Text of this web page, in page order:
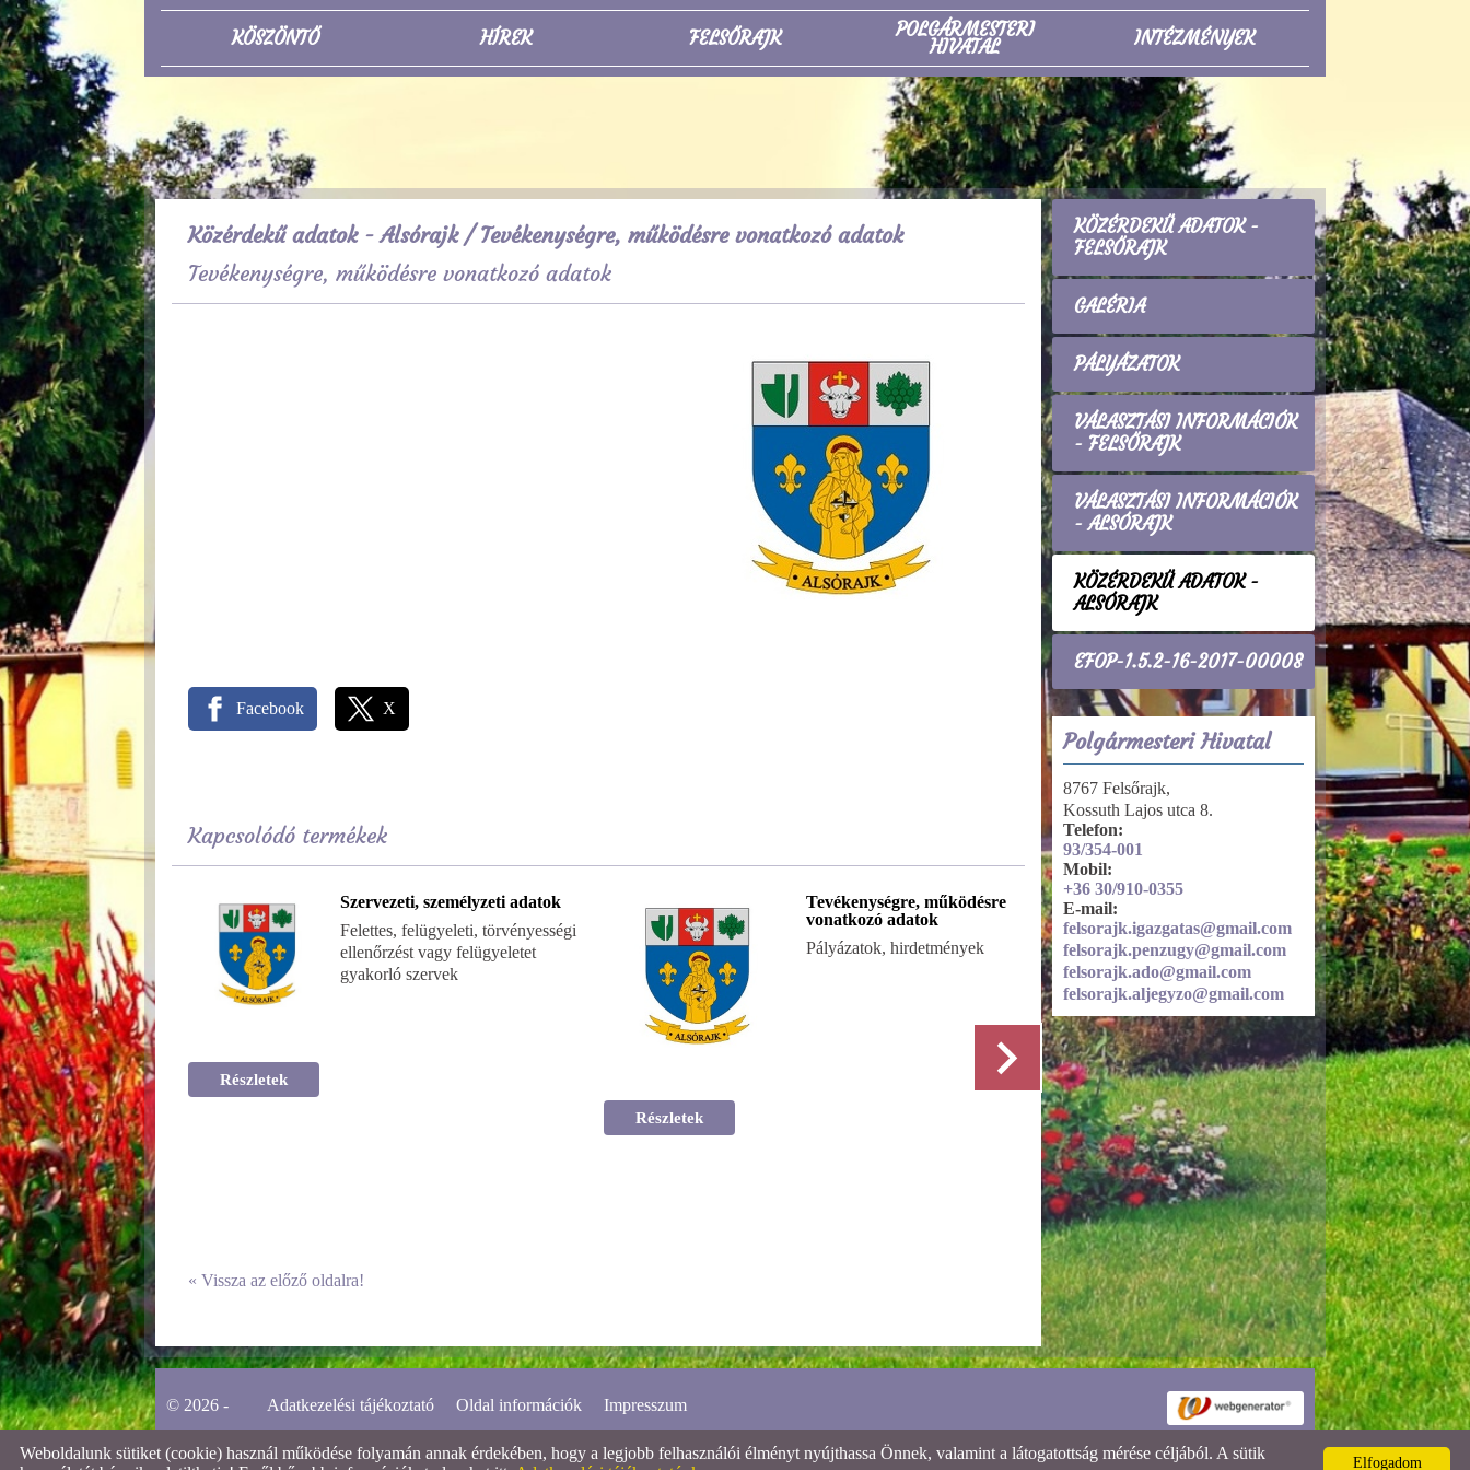
KÖSZÖNTŐ HÍREK FELSŐRAJK POLGÁRMESTERI
HIVATAL INTÉZMÉNYEK
Közérdekű adatok - Alsórajk/ Tevékenységre, működésre vonatkozó adatok
Tevékenységre, működésre vonatkozó adatok
Facebook X
Kapcsolódó termékek
Szervezeti, személyzeti adatok
Felettes, felügyeleti, törvényességi
ellenőrzést vagy felügyeletet
gyakorló szervek
Részletek
Tevékenységre, működésre
vonatkozó adatok
Pályázatok, hirdetmények
Részletek
Közadatkereső
rendszer
Közadatkereső
rendszer
Részletek
« Vissza az előző oldalra!
KÖZÉRDEKŰ ADATOK -
FELSŐRAJK
GALÉRIA
PÁLYÁZATOK
VÁLASZTÁSI INFORMÁCIÓK
- FELSŐRAJK
VÁLASZTÁSI INFORMÁCIÓK
- ALSÓRAJK
KÖZÉRDEKŰ ADATOK -
ALSÓRAJK
EFOP-1.5.2-16-2017-00008
Polgármesteri Hivatal
8767 Felsőrajk,
Kossuth Lajos utca 8.
Telefon:
93/354-001
Mobil:
+36 30/910-0355
E-mail:
felsorajk.igazgatas@gmail.com
felsorajk.penzugy@gmail.com
felsorajk.ado@gmail.com
felsorajk.aljegyzo@gmail.com
© 2026 - Adatkezelési tájékoztató Oldal információk Impresszum
Elfogadom
Weboldalunk sütiket (cookie) használ működése folyamán annak érdekében, hogy a legjobb felhasználói élményt nyújthassa Önnek, valamint a látogatottság mérése céljából. A sütik